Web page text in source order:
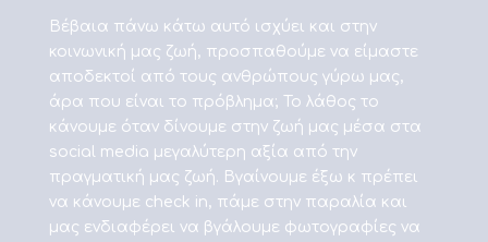
Βέβαια πάνω κάτω αυτό ισχύει και στην
κοινωνική μας ζωή, προσπαθούμε να είμαστε
αποδεκτοί από τους ανθρώπους γύρω μας,
άρα που είναι το πρόβλημα; Το λάθος το
κάνουμε όταν δίνουμε στην ζωή μας μέσα στα
social media μεγαλύτερη αξία από την
πραγματική μας ζωή. Βγαίνουμε έξω κ πρέπει
να κάνουμε check in, πάμε στην παραλία και
μας ενδιαφέρει να βγάλουμε φωτογραφίες να